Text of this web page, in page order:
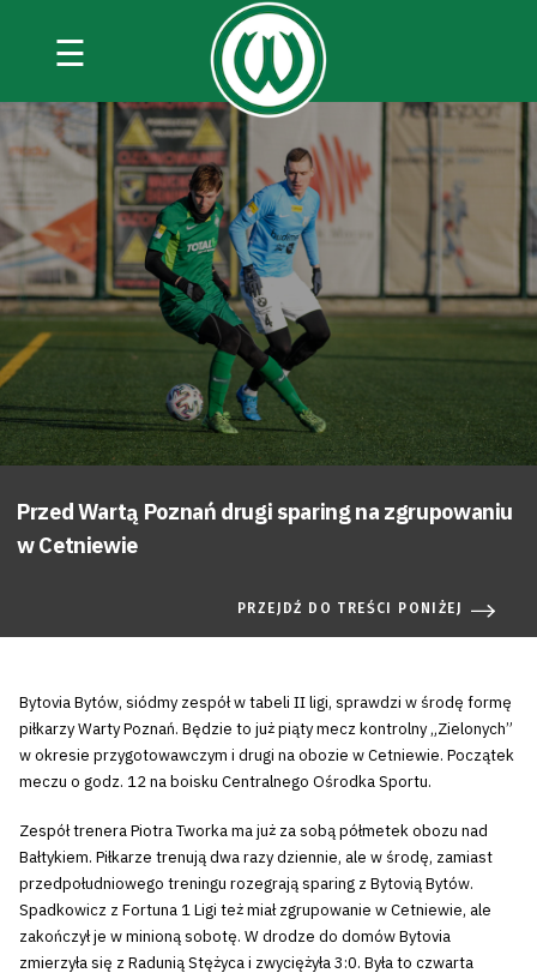
☰
Przed Wartą Poznań drugi sparing na zgrupowaniu
w Cetniewie
PRZEJDŹ DO TREŚCI PONIŻEJ
Bytovia Bytów, siódmy zespół w tabeli II ligi, sprawdzi w środę formę
piłkarzy Warty Poznań. Będzie to już piąty mecz kontrolny „Zielonych”
w okresie przygotowawczym i drugi na obozie w Cetniewie. Początek
meczu o godz. 12 na boisku Centralnego Ośrodka Sportu.
Zespół trenera Piotra Tworka ma już za sobą półmetek obozu nad
Bałtykiem. Piłkarze trenują dwa razy dziennie, ale w środę, zamiast
przedpołudniowego treningu rozegrają sparing z Bytovią Bytów.
Spadkowicz z Fortuna 1 Ligi też miał zgrupowanie w Cetniewie, ale
zakończył je w minioną sobotę. W drodze do domów Bytovia
zmierzyła się z Radunią Stężyca i zwyciężyła 3:0. Była to czwarta